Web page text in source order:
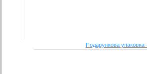
Подарункова упаковка